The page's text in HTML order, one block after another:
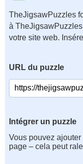
TheJigsawPuzzles
à
votre site web.
URL du puzzle
Intégrer un puzzle
Vous pouvez
page – cela peut